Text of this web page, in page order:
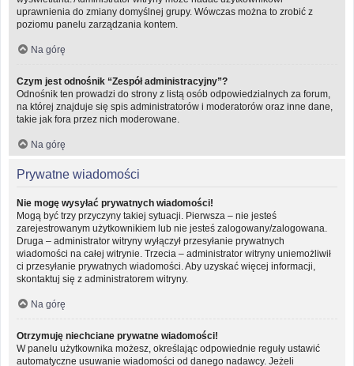
uprawnienia do zmiany domyślnej grupy. Wówczas można to zrobić z
poziomu panelu zarządzania kontem.
Na górę
Czym jest odnośnik “Zespół administracyjny”?
Odnośnik ten prowadzi do strony z listą osób odpowiedzialnych za forum,
na której znajduje się spis administratorów i moderatorów oraz inne dane,
takie jak fora przez nich moderowane.
Na górę
Prywatne wiadomości
Nie mogę wysyłać prywatnych wiadomości!
Mogą być trzy przyczyny takiej sytuacji. Pierwsza – nie jesteś
zarejestrowanym użytkownikiem lub nie jesteś zalogowany/zalogowana.
Druga – administrator witryny wyłączył przesyłanie prywatnych
wiadomości na całej witrynie. Trzecia – administrator witryny uniemożliwił
ci przesyłanie prywatnych wiadomości. Aby uzyskać więcej informacji,
skontaktuj się z administratorem witryny.
Na górę
Otrzymuję niechciane prywatne wiadomości!
W panelu użytkownika możesz, określając odpowiednie reguły ustawić
automatyczne usuwanie wiadomości od danego nadawcy. Jeżeli